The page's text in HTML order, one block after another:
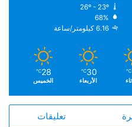
26º - 23º
68%
6.16 كيلومتر/ساعة
℃
30
℃
الأربعاء
28
℃
الخميس
تعليقات